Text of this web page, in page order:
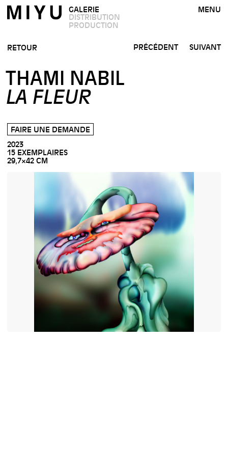
GALERIE
DISTRIBUTION
PRODUCTION
MENU
RETOUR
THAMI NABIL
LA FLEUR
FAIRE UNE DEMANDE
2023
15 EXEMPLAIRES
29,7×42 CM
PRÉCÉDENT SUIVANT